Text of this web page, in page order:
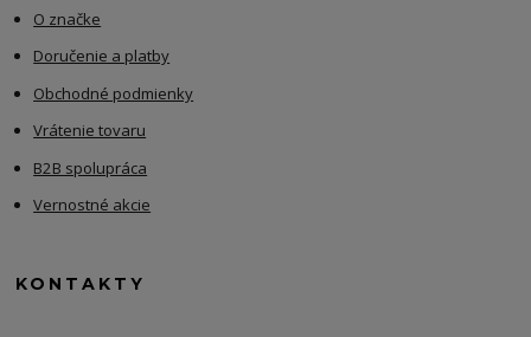
O značke
Doručenie a platby
Obchodné podmienky
Vrátenie tovaru
B2B spolupráca
Vernostné akcie
KONTAKTY